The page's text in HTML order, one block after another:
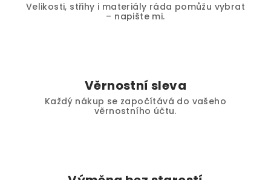
Velikosti, střihy i materiály ráda pomůžu vybrat
– napište mi.
Věrnostní sleva
Každý nákup se započítává do vašeho
věrnostního účtu.